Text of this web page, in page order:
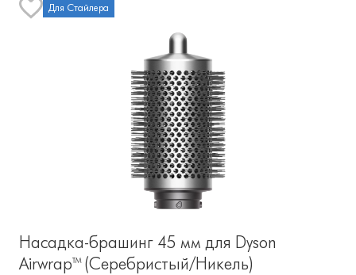
Для Стайлера
Насадка-брашинг 45 мм для Dyson
Airwrap™ (Серебристый/Никель)